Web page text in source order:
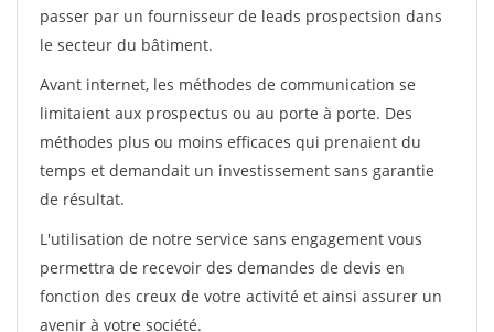
passer par un fournisseur de leads prospectsion dans
le secteur du bâtiment.
Avant internet, les méthodes de communication se
limitaient aux prospectus ou au porte à porte. Des
méthodes plus ou moins efficaces qui prenaient du
temps et demandait un investissement sans garantie
de résultat.
L'utilisation de notre service sans engagement vous
permettra de recevoir des demandes de devis en
fonction des creux de votre activité et ainsi assurer un
avenir à votre société.